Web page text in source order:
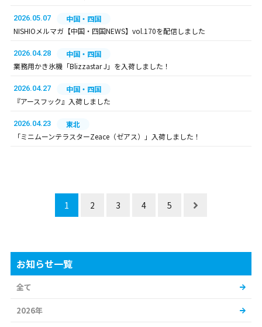
2026.05.07
中国・四国
NISHIOメルマガ【中国・四国NEWS】vol.170を配信しました
2026.04.28
中国・四国
業務用かき氷機「Blizzastar J」を入荷しました！
2026.04.27
中国・四国
『アースフック』入荷しました
2026.04.23
東北
「ミニムーンテラスターZeace（ゼアス）」入荷しました！
1 2 3 4 5
お知らせ一覧
全て
2026年